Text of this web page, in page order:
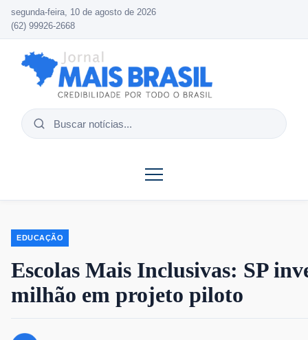
segunda-feira, 10 de agosto de 2026
(62) 99926-2668
Buscar
EDUCAÇÃO
Escolas Mais Inclusivas: SP
milhão em projeto piloto